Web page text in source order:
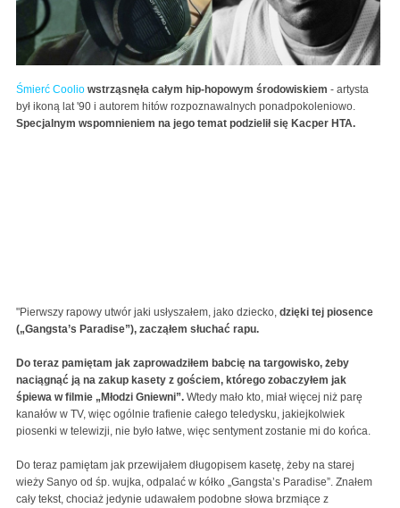
Śmierć Coolio wstrząsnęła całym hip-hopowym środowiskiem - artysta
był ikoną lat '90 i autorem hitów rozpoznawalnych ponadpokoleniowo.
Specjalnym wspomnieniem na jego temat podzielił się Kacper HTA.
"Pierwszy rapowy utwór jaki usłyszałem, jako dziecko, dzięki tej piosence
(„Gangsta’s Paradise”), zacząłem słuchać rapu.
Do teraz pamiętam jak zaprowadziłem babcię na targowisko, żeby
naciągnąć ją na zakup kasety z gościem, którego zobaczyłem jak
śpiewa w filmie „Młodzi Gniewni”. Wtedy mało kto, miał więcej niż parę
kanałów w TV, więc ogólnie trafienie całego teledysku, jakiejkolwiek
piosenki w telewizji, nie było łatwe, więc sentyment zostanie mi do końca.
Do teraz pamiętam jak przewijałem długopisem kasetę, żeby na starej
wieży Sanyo od śp. wujka, odpalać w kółko „Gangsta’s Paradise”. Znałem
cały tekst, chociaż jedynie udawałem podobne słowa brzmiące z